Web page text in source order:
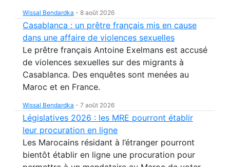
Wissal Bendardka - 8 août 2026
Casablanca : un prêtre français mis en cause
dans une affaire de violences sexuelles
Le prêtre français Antoine Exelmans est accusé
de violences sexuelles sur des migrants à
Casablanca. Des enquêtes sont menées au
Maroc et en France.
Wissal Bendardka - 7 août 2026
Législatives 2026 : les MRE pourront établir
leur procuration en ligne
Les Marocains résidant à l’étranger pourront
bientôt établir en ligne une procuration pour